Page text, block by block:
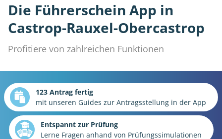
Die Führerschein App in
Castrop-Rauxel-Obercastrop
Profitiere von zahlreichen Funktionen
123 Antrag fertig
mit unseren Guides zur Antragsstellung in der App
Entspannt zur Prüfung
Lerne Fragen anhand von Prüfungssimulationen